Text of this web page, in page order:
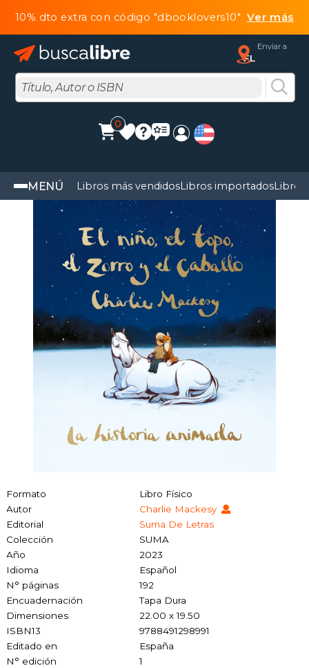
10% dto extra con código "dbooklovers10"Ver más
Enviar a
FL
0
MENÚ Libros más vendidosLibros importadosLibros
Formato
Libro Físico
Autor
Charlie Mackesy
Editorial
Suma De Letras
Colección
SUMA
Año
2023
Idioma
Español
N° páginas
192
Encuadernación
Tapa Dura
Dimensiones
22.00 x 19.50
ISBN13
9788491298991
Editado en
España
N° edición
1